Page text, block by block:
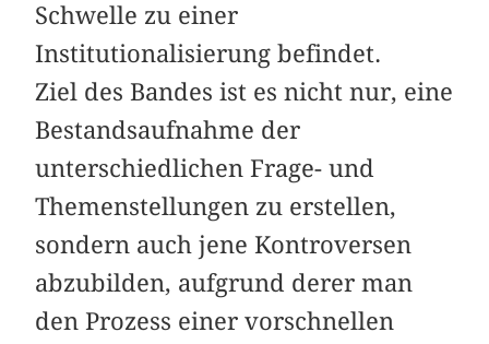
Schwelle zu einer
Institutionalisierung befindet.
Ziel des Bandes ist es nicht nur, eine
Bestandsaufnahme der
unterschiedlichen Frage- und
Themenstellungen zu erstellen,
sondern auch jene Kontroversen
abzubilden, aufgrund derer man
den Prozess einer vorschnellen